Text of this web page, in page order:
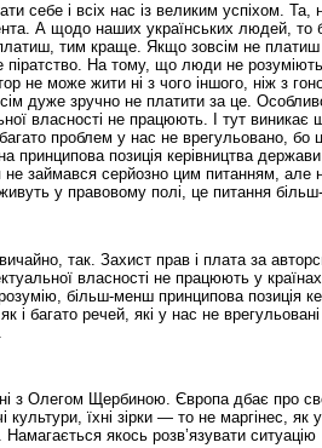
себе і всіх нас із великим успіхом.
А щодо наших українських людей, то
тим краще. Якщо зовсім не
піратство. На тому, що люди не
не може жити ні з чого іншого, ніж з
дуже зручно не платити за це.
власності не працюють. І тут
проблем у нас не врегульовано, бо
принципова позиція керівництва
не займався серйозно цим питанням, але
живуть у правовому полі, це питання
так. Захист прав і плата за
власності не працюють у
більш-менш принципова позиція
і багато речей, які у нас не
з Олегом Щербиною. Європа дбає про
культури, їхні зірки — то не маргінес,
Намагається якось розв’язувати